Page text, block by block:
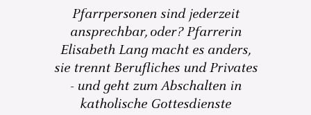
Pfarrpersonen sind jederzeit
ansprechbar, oder? Pfarrerin
Elisabeth Lang macht es anders,
sie trennt Berufliches und Privates
- und geht zum Abschalten in
katholische Gottesdienste